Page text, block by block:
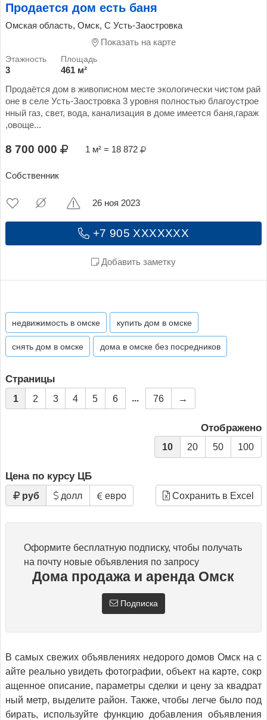
Продается дом есть баня
Омская область, Омск, С Усть-Заостровка
Показать на карте
3
461 м²
Продаётся дом в живописном месте экологически чистом рай
оне в селе Усть-Заостровка 3 уровня полностью благоустрое
нный газ, свет, вода, канализация в доме имеется баня,гараж
,овоще...
8 700 000 1 м² = 18 872
Собственник
+7 905 XXXXXXX
Добавить заметку
26 ноя 2023
недвижимость в омске купить дом в омске
снять дом в омске дома в омске без посредников
Страницы
1 2 3 4 5 6 ... 76 →
Отображено
10 20 50 100
Цена по курсу ЦБ
руб долл евро Сохранить в Excel
Оформите бесплатную подписку, чтобы получать
на почту новые объявления по запросу
Дома продажа и аренда Омск
Подписка
В самых свежих объявлениях недорого домов Омск на с
айте реально увидеть фотографии, объект на карте, сокр
ащенное описание, параметры сделки и цену за квадрат
ный метр, выделите район. Также, чтобы легче было под
бирать, используйте функцию добавления объявления